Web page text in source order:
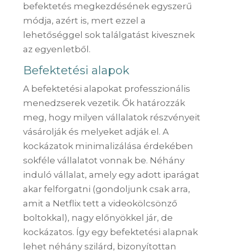
befektetés megkezdésének egyszerű
módja, azért is, mert ezzel a
lehetőséggel sok találgatást kivesznek
az egyenletből.
Befektetési alapok
A befektetési alapokat professzionális
menedzserek vezetik. Ők határozzák
meg, hogy milyen vállalatok részvényeit
vásárolják és melyeket adják el. A
kockázatok minimalizálása érdekében
sokféle vállalatot vonnak be. Néhány
induló vállalat, amely egy adott iparágat
akar felforgatni (gondoljunk csak arra,
amit a Netflix tett a videokölcsönző
boltokkal), nagy előnyökkel jár, de
kockázatos. Így egy befektetési alapnak
lehet néhány szilárd, bizonyítottan